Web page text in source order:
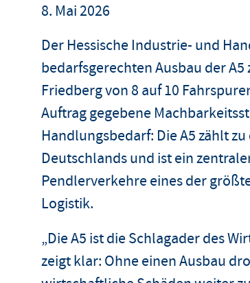
8. Mai 2026
Der Hessische Industrie- und
bedarfsgerechten Ausbau der
Friedberg von 8 auf 10
Auftrag gegebene
Handlungsbedarf: Die A5 zählt
Deutschlands und ist ein
Pendlerverkehre eines der
Logistik.
„Die A5 ist die Schlagader des
zeigt klar: Ohne einen Ausbau